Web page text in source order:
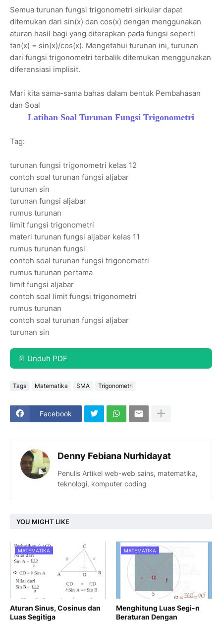
Semua turunan fungsi trigonometri sirkular dapat
ditemukan dari sin(x) dan cos(x) dengan menggunakan
aturan hasil bagi yang diterapkan pada fungsi seperti
tan(x) = sin(x)/cos(x). Mengetahui turunan ini, turunan
dari fungsi trigonometri terbalik ditemukan menggunakan
diferensiasi implisit.
Mari kita sama-sama bahas dalam bentuk Pembahasan
dan Soal
Latihan Soal Turunan Fungsi Trigonometri
Tag:
turunan fungsi trigonometri kelas 12
contoh soal turunan fungsi aljabar
turunan sin
turunan fungsi aljabar
rumus turunan
limit fungsi trigonometri
materi turunan fungsi aljabar kelas 11
rumus turunan fungsi
contoh soal turunan fungsi trigonometri
rumus turunan pertama
limit fungsi aljabar
contoh soal limit fungsi trigonometri
rumus turunan
contoh soal turunan fungsi aljabar
turunan sin
📄 Unduh PDF
Tags Matematika SMA Trigonometri
Facebook
Denny Febiana Nurhidayat
Penulis Artikel web-web sains, matematika,
teknologi, komputer coding
YOU MIGHT LIKE
MATEMATIKA
Aturan Sinus, Cosinus dan
Luas Segitiga
MATEMATIKA
Menghitung Luas Segi-n
Beraturan Dengan